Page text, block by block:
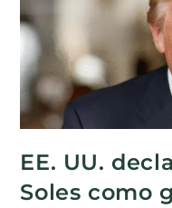
EE. UU.
Soles como